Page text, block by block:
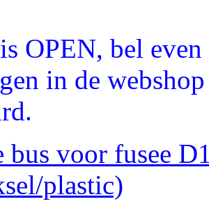
OPEN, bel
in de
bus voor fusee
plastic)